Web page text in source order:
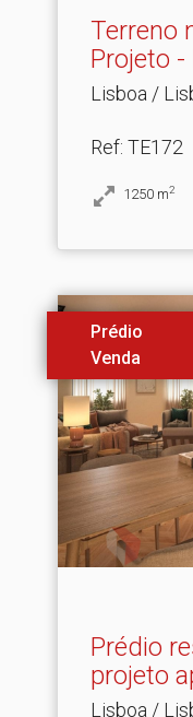
Terreno
Projeto -
Lisboa /
Ref: TE172
1250 m2
Prédio
Venda
Prédio
projeto
Lisboa /